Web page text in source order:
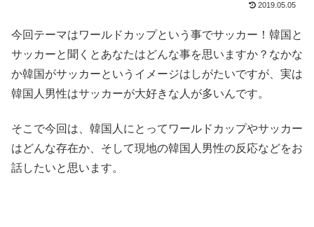
2019.05.05
今回テーマはワールドカップという事でサッカー！韓国と
サッカーと聞くとあなたはどんな事を思いますか？なかな
か韓国がサッカーというイメージはしがたいですが、実は
韓国人男性はサッカーが大好きな人が多いんです。
そこで今回は、韓国人にとってワールドカップやサッカー
はどんな存在か、そして現地の韓国人男性の反応などをお
話したいと思います。